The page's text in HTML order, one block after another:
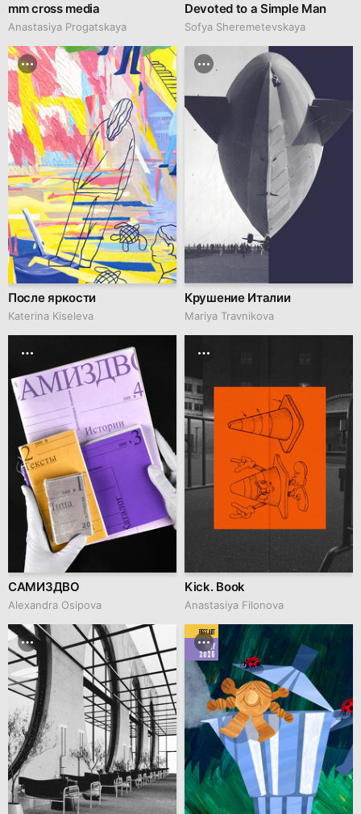
mm cross media
Anastasiya Progatskaya
Devoted to a Simple Man
Sofya Sheremetevskaya
После яркости
Katerina Kiseleva
Крушение Италии
Mariya Travnikova
САМИЗДВО
Alexandra Osipova
Kick. Book
Anastasiya Filonova
BEST ART
MAY
2026